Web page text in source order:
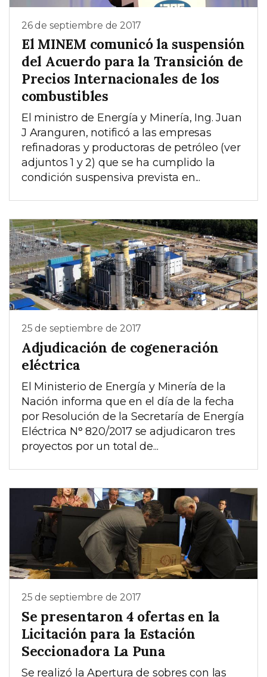
26 de septiembre de 2017
El MINEM comunicó la suspensión
del Acuerdo para la Transición de
Precios Internacionales de los
combustibles
El ministro de Energía y Minería, Ing. Juan
J Aranguren, notificó a las empresas
refinadoras y productoras de petróleo (ver
adjuntos 1 y 2) que se ha cumplido la
condición suspensiva prevista en...
25 de septiembre de 2017
Adjudicación de cogeneración
eléctrica
El Ministerio de Energía y Minería de la
Nación informa que en el día de la fecha
por Resolución de la Secretaría de Energía
Eléctrica N° 820/2017 se adjudicaron tres
proyectos por un total de...
25 de septiembre de 2017
Se presentaron 4 ofertas en la
Licitación para la Estación
Seccionadora La Puna
Se realizó la Apertura de sobres con las